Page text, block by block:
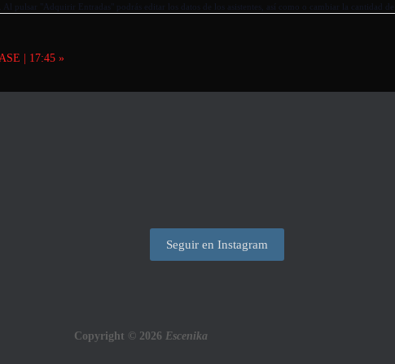
pulsar "Adquirir Entradas" podrás editar los datos de los asistentes, así como o cambiar la cantidad de
| 17:45 »
Seguir en Instagram
Copyright © 2026 Escenika